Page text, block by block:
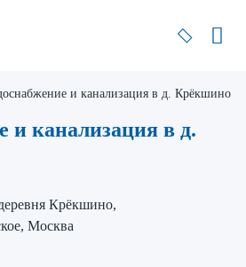
и канализация в д. Крёкшино
и канализация в д.
Крёкшино,
Москва